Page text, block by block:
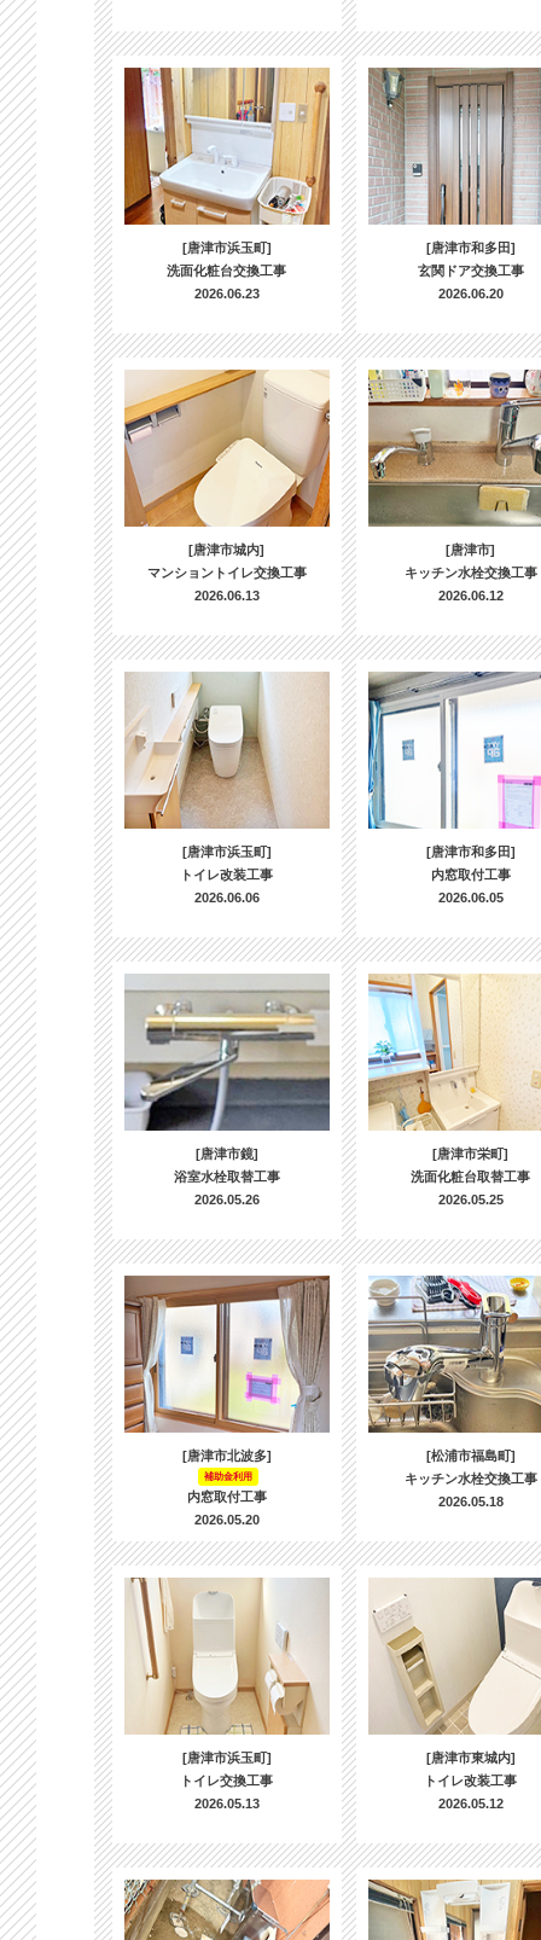
[唐津市浜玉町]
洗面化粧台交換工事
2026.06.23
[唐津市和多田]
玄関ドア交換工事
2026.06.20
[唐津市城内]
マンショントイレ交換工事
2026.06.13
[唐津市]
キッチン水栓交換工事
2026.06.12
[唐津市浜玉町]
トイレ改装工事
2026.06.06
[唐津市和多田]
内窓取付工事
2026.06.05
[唐津市鏡]
浴室水栓取替工事
2026.05.26
[唐津市栄町]
洗面化粧台取替工事
2026.05.25
[唐津市北波多]
補助金利用
内窓取付工事
2026.05.20
[松浦市福島町]
キッチン水栓交換工事
2026.05.18
[唐津市浜玉町]
トイレ交換工事
2026.05.13
[唐津市東城内]
トイレ改装工事
2026.05.12